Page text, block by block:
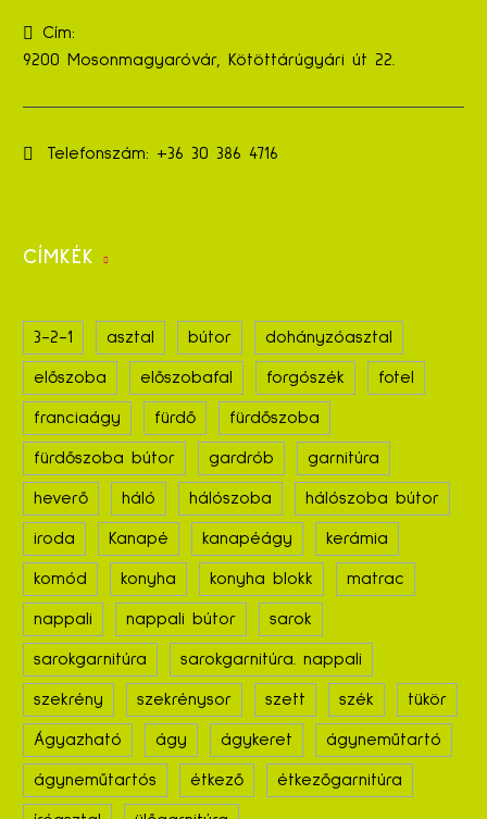
Cím:
9200 Mosonmagyaróvár, Kötöttárúgyári út 22.
Telefonszám: +36 30 386 4716
CÍMKÉK
3-2-1 asztal bútor dohányzóasztal
előszoba előszobafal forgószék fotel
franciaágy fürdő fürdőszoba
fürdőszoba bútor gardrób garnitúra
heverő háló hálószoba hálószoba bútor
iroda Kanapé kanapéágy kerámia
komód konyha konyha blokk matrac
nappali nappali bútor sarok
sarokgarnitúra sarokgarnitúra. nappali
szekrény szekrénysor szett szék tükör
Ágyazható ágy ágykeret ágyneműtartó
ágyneműtartós étkező étkezőgarnitúra